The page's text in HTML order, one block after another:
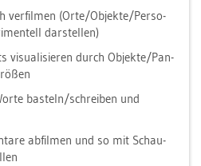
ver­fil­men (Orte/Ob­jek­te/Per­so­
dar­stel­len)
vi­sua­li­sie­ren durch Ob­jek­te/Pan­
bas­teln/schrei­ben und
ab­fil­men und so mit Schau­